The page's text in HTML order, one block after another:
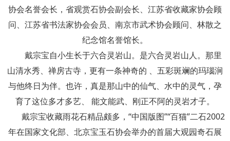
协会名誉会长，省观赏石协会副会长、江苏省收藏家协会顾
问、江苏省书法家协会会员、南京市武术协会顾问、林散之
纪念馆名誉馆长。
戴宗宝自小生长于六合灵岩山。是六合灵岩山人。那里
山清水秀、禅房古寺，更有一条神奇的 、五彩斑斓的玛瑙涧
与他终日为伴。也许，真是那山中的仙气、水中的灵气，孕
育了这位多才多艺、 能文能武、刚正不阿的灵岩才子。
戴宗宝收藏雨花石精品颇多，“中国版图”“百猫”二石2002
年在国家文化部、北京宝玉石协会举办的首届大观园奇石展